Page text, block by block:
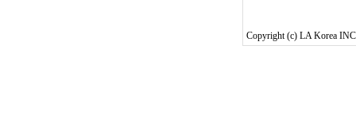
Copyright (c) LA Korea